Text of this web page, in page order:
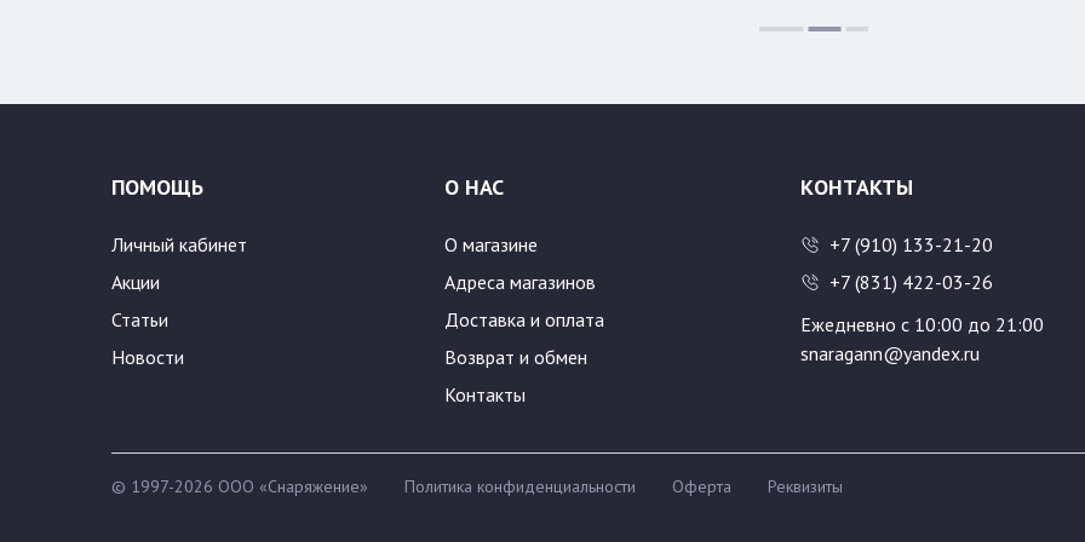
ПОМОЩЬ
Личный кабинет
Акции
Статьи
Новости
О НАС
О магазине
Адреса магазинов
Доставка и оплата
Возврат и обмен
Контакты
КОНТАКТЫ
+7 (910) 133-21-20
+7 (831) 422-03-26
Ежедневно с 10:00 до 21:00
snaragann@yandex.ru
© 1997-2026 ООО «Снаряжение» Политика конфиденциальности Оферта Реквизиты